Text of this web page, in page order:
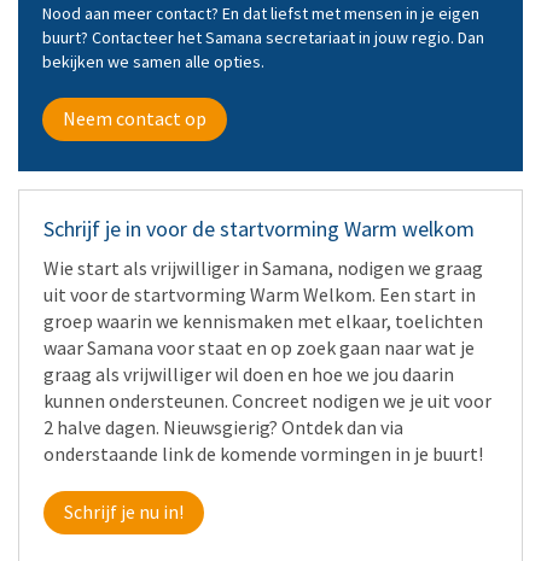
Nood aan meer contact? En dat liefst met mensen in je eigen
buurt? Contacteer het Samana secretariaat in jouw regio. Dan
bekijken we samen alle opties.
Neem contact op
Schrijf je in voor de startvorming Warm welkom
Wie start als vrijwilliger in Samana, nodigen we graag
uit voor de startvorming Warm Welkom. Een start in
groep waarin we kennismaken met elkaar, toelichten
waar Samana voor staat en op zoek gaan naar wat je
graag als vrijwilliger wil doen en hoe we jou daarin
kunnen ondersteunen. Concreet nodigen we je uit voor
2 halve dagen. Nieuwsgierig? Ontdek dan via
onderstaande link de komende vormingen in je buurt!
Schrijf je nu in!